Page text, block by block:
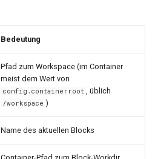
Bedeutung
Pfad zum Workspace (im Container
meist dem Wert von
config.containerroot , üblich
/workspace )
Name des aktuellen Blocks